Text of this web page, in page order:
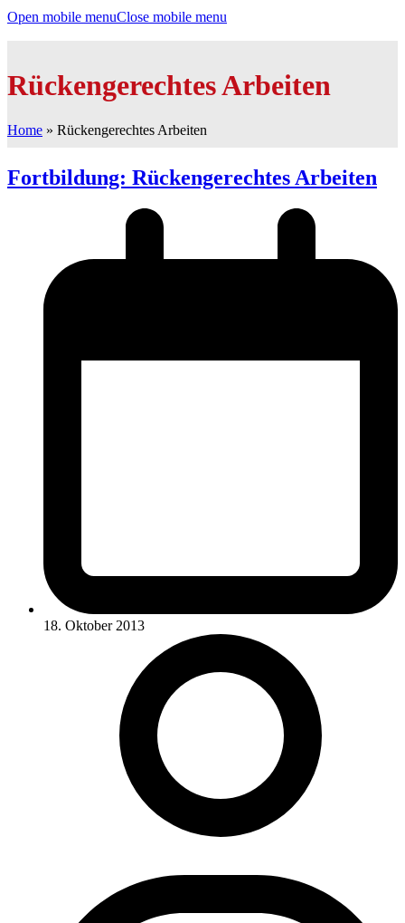
Open mobile menuClose mobile menu
Rückengerechtes Arbeiten
Home » Rückengerechtes Arbeiten
Fortbildung: Rückengerechtes Arbeiten
18. Oktober 2013